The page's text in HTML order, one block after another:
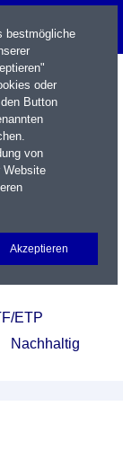
Login
ETP
Nachhaltig
bestmögliche
oder
Button
von
Website
Akzeptieren